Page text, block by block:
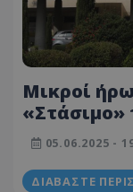
Μικροί
«Στάσιμο»
Νεογνών
05.06.2025 -
ΔΙΑΒΆΣΤΕ